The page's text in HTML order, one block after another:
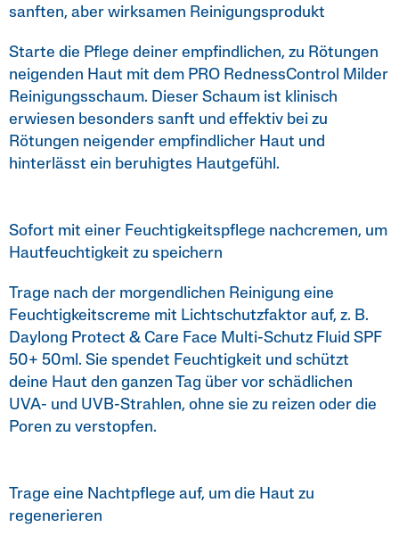
sanften, aber wirksamen Reinigungsprodukt
Starte die Pflege deiner empfindlichen, zu Rötungen
neigenden Haut mit dem PRO RednessControl Milder
Reinigungsschaum. Dieser Schaum ist klinisch
erwiesen besonders sanft und effektiv bei zu
Rötungen neigender empfindlicher Haut und
hinterlässt ein beruhigtes Hautgefühl.
Sofort mit einer Feuchtigkeitspflege nachcremen, um
Hautfeuchtigkeit zu speichern
Trage nach der morgendlichen Reinigung eine
Feuchtigkeitscreme mit Lichtschutzfaktor auf, z. B.
Daylong Protect & Care Face Multi-Schutz Fluid SPF
50+ 50ml. Sie spendet Feuchtigkeit und schützt
deine Haut den ganzen Tag über vor schädlichen
UVA- und UVB-Strahlen, ohne sie zu reizen oder die
Poren zu verstopfen.
Trage eine Nachtpflege auf, um die Haut zu
regenerieren